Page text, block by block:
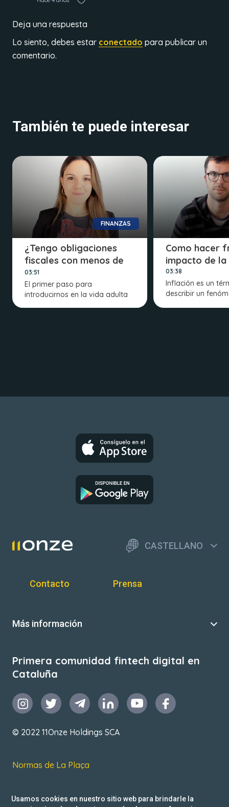
Deja una respuesta
Lo siento, debes estar conectado para publicar un
comentario.
También te puede interesar
FINANZAS
¿Tengo obligaciones
fiscales con menos de
25 años?
03:51
El primer paso para
introducirnos en la vida adulta
Como hacer
impacto de
03:38
Inflación es un
describir un
CASTELLANO
Contacto Prensa
Más información
Primera comunidad fintech digital en
Cataluña
© 2022 11Onze Holdings SCA
Normas de La Plaça
Usamos cookies en nuestro sitio web para brindarle la